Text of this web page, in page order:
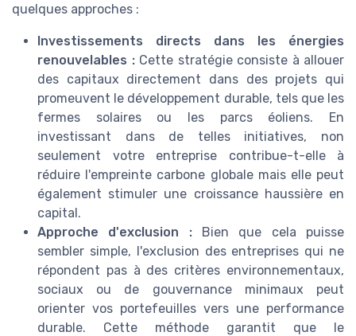
quelques approches :
Investissements directs dans les énergies
renouvelables :Cette stratégie consiste à allouer
des capitaux directement dans des projets qui
promeuvent le développement durable, tels que les
fermes solaires ou les parcs éoliens. En
investissant dans de telles initiatives, non
seulement votre entreprise contribue-t-elle à
réduire l'empreinte carbone globale mais elle peut
également stimuler une croissance haussière en
capital.
Approche d'exclusion :Bien que cela puisse
sembler simple, l'exclusion des entreprises qui ne
répondent pas à des critères environnementaux,
sociaux ou de gouvernance minimaux peut
orienter vos portefeuilles vers une performance
durable. Cette méthode garantit que le